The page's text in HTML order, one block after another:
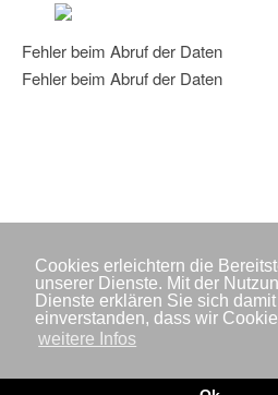
Cookies erleichtern die
unserer Dienste. Mit der
Dienste erklären Sie sich damit
einverstanden, dass wir
weitere Infos
Fehler beim Abruf der Daten
Fehler beim Abruf der Daten
Partner
Impressum
Datenschutzerklärung